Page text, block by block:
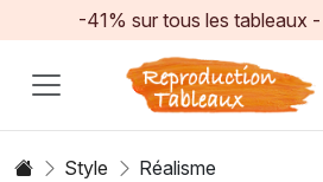
-41% sur tous les tableaux -
Style Réalisme